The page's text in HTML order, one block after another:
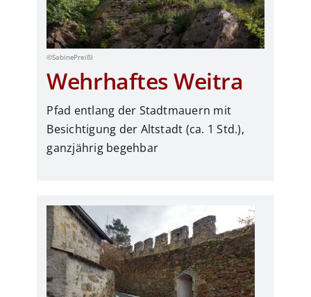
©SabinePreißl
Wehrhaftes Weitra
Pfad entlang der Stadtmauern mit
Besichtigung der Altstadt (ca. 1 Std.),
ganzjährig begehbar